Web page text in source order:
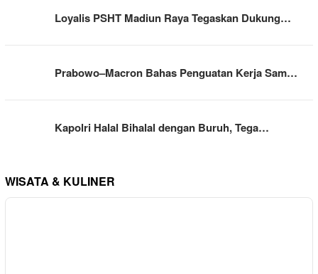
Loyalis PSHT Madiun Raya Tegaskan Dukung…
Prabowo–Macron Bahas Penguatan Kerja Sam…
Kapolri Halal Bihalal dengan Buruh, Tega…
WISATA & KULINER